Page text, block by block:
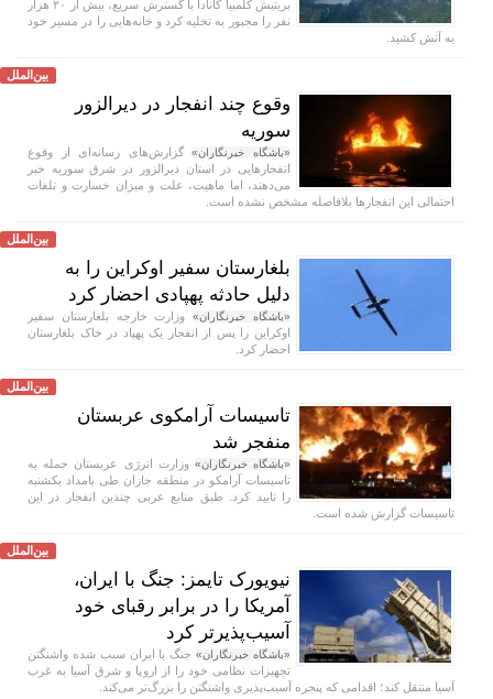
بریتیش کلمبیا کانادا با گسترش سریع، بیش از ۲۰ هزار
نفر را مجبور به تخلیه کرد و خانه‌هایی را در مسیر خود
به آتش کشید.
بین‌الملل
وقوع چند انفجار در دیرالزور
سوریه
«باشگاه خبرنگاران»گزارش‌های رسانه‌ای از وقوع
انفجار‌هایی در استان دیرالزور در شرق سوریه خبر
می‌دهند، اما ماهیت، علت و میزان خسارت و تلفات
احتمالی این انفجار‌ها بلافاصله مشخص نشده است.
بین‌الملل
بلغارستان سفیر اوکراین را به
دلیل حادثه پهپادی احضار کرد
«باشگاه خبرنگاران»وزارت خارجه بلغارستان سفیر
اوکراین را پس از انفجار یک پهپاد در خاک بلغارستان
احضار کرد.
بین‌الملل
تاسیسات آرامکوی عربستان
منفجر شد
«باشگاه خبرنگاران» وزارت انرژی عربستان حمله به
تاسیسات آرامکو در منطقه جازان طی بامداد یکشنبه
را تایید کرد. طبق منابع عربی چندین انفجار در این
تاسیسات گزارش شده است.
بین‌الملل
نیویورک تایمز: جنگ با ایران،
آمریکا را در برابر رقبای خود
آسیب‌پذیرتر کرد
«باشگاه خبرنگاران»جنگ با ایران سبب شده واشنگتن
تجهیزات نظامی خود را از اروپا و شرق آسیا به غرب
آسیا منتقل کند؛ اقدامی که پنجره آسیب‌پذیری واشنگتن را بزرگ‌تر می‌کند.